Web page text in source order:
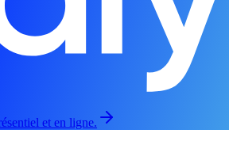
et en ligne.